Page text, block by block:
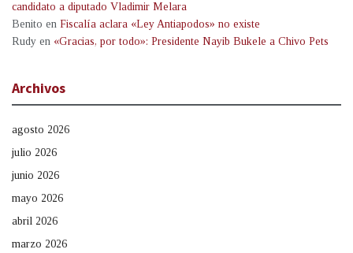
candidato a diputado Vladimir Melara
Benito en Fiscalía aclara «Ley Antiapodos» no existe
Rudy en «Gracias, por todo»: Presidente Nayib Bukele a Chivo Pets
Archivos
agosto 2026
julio 2026
junio 2026
mayo 2026
abril 2026
marzo 2026